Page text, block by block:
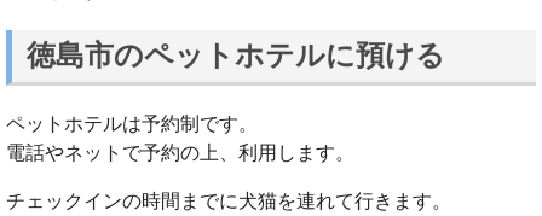
徳島市のペットホテルに預ける
ペットホテルは予約制です。
電話やネットで予約の上、利用します。
チェックインの時間までに犬猫を連れて行きます。